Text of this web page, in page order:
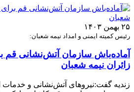
۲۵ بهمن ۱۴۰۳
رئیس کمیته ایمنی و امداد نیمه شعبان:
آماده‌باش سازمان آتش‌نشانی قم
زائران نیمه شعبان
زندیه گفت:نیروهای آتش‌نشانی و خدمات